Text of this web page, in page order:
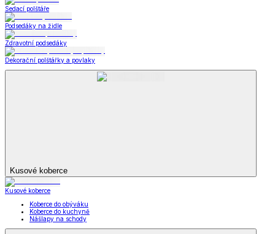
Sedací polštáře
Podsedáky na židle
Zdravotní podsedáky
Dekorační polštářky a povlaky
Kusové koberce
Kusové koberce
Koberce do obýváku
Koberce do kuchyně
Nášlapy na schody